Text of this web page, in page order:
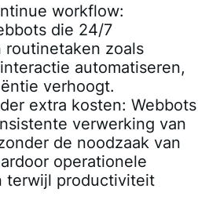
workflow:
die 24/7
zoals
automatiseren,
verhoogt.
extra kosten: Webbots
verwerking van
de noodzaak van
operationele
terwijl productiviteit